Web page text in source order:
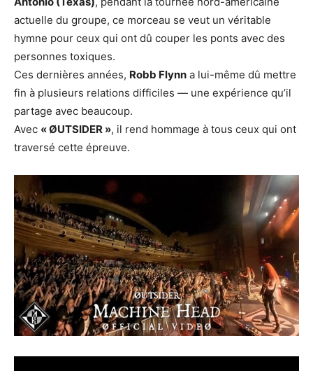
actuelle du groupe, ce morceau se veut un véritable
hymne pour ceux qui ont dû couper les ponts avec des
personnes toxiques.
Ces dernières années, Robb Flynn a lui-même dû mettre
fin à plusieurs relations difficiles — une expérience qu’il
partage avec beaucoup.
Avec « ØUTSIDER », il rend hommage à tous ceux qui ont
traversé cette épreuve.